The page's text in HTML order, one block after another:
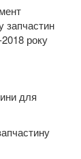
запчастин
року
для